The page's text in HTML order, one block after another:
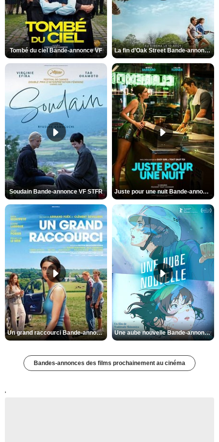
Tombé du ciel Bande-annonce VF La fin d’Oak Street Bande-annonce VO STFR
Soudain Bande-annonce VF STFR Juste pour une nuit Bande-annonce VO STFR
Un grand raccourci Bande-annonce VF Une aube nouvelle Bande-annonce VO STFR
Bandes-annonces des films prochainement au cinéma
'